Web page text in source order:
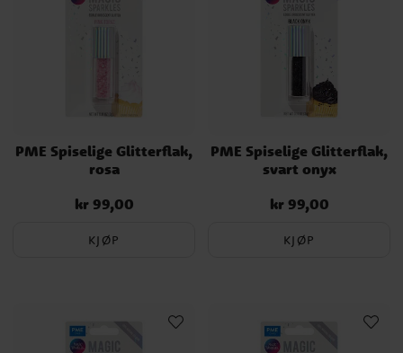
PME Spiselige Glitterflak,
rosa
Pris:kr 99,00
kr 99,00
KJØP
PME Spiselige Glitterflak,
svart onyx
Pris:kr 99,00
kr 99,00
KJØP